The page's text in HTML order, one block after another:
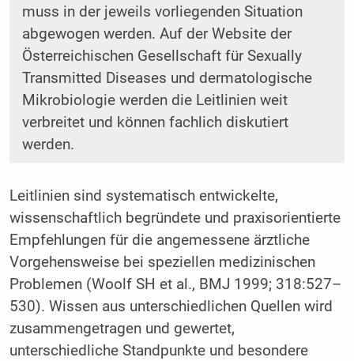
muss in der jeweils vorliegenden Situation
abgewogen werden. Auf der Website der
Österreichischen Gesellschaft für Sexually
Transmitted Diseases und dermatologische
Mikrobiologie werden die Leitlinien weit
verbreitet und können fachlich diskutiert
werden.
Leitlinien sind systematisch entwickelte,
wissenschaftlich begründete und praxisorientierte
Empfehlungen für die angemessene ärztliche
Vorgehensweise bei speziellen medizinischen
Problemen (Woolf SH et al., BMJ 1999; 318:527–
530). Wissen aus unterschiedlichen Quellen wird
zusammengetragen und gewertet,
unterschiedliche Standpunkte und besondere